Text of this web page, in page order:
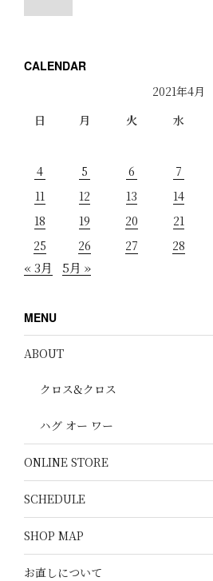
CALENDAR
2021年4月
日
月 火 水
4
5 6 7
11
12 13 14
18
19 20 21
25
26 27 28
« 3月 5月 »
MENU
ABOUT
クロス&クロス
ハグ オー ワー
ONLINE STORE
SCHEDULE
SHOP MAP
お直しについて